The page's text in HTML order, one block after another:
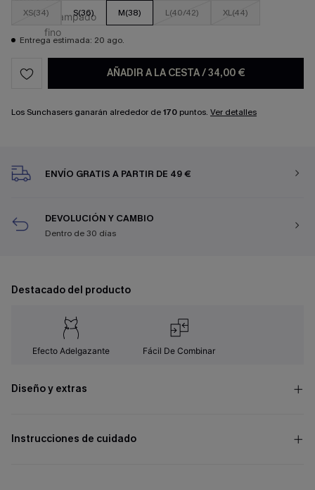
XS(34) S(36) M(38) L(40/42) XL(44)
Entrega estimada: 20 ago.
AÑADIR A LA CESTA/34,00 €
Los Sunchasers ganarán alrededor de170 puntos. Ver detalles
ENVÍO GRATIS A PARTIR DE 49 €
DEVOLUCIÓN Y CAMBIO
Dentro de 30 días
Destacado del producto
Efecto Adelgazante Fácil De Combinar
Diseño y extras
Instrucciones de cuidado